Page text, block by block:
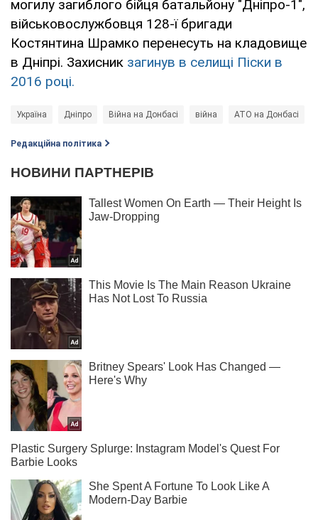
могилу загиблого бійця батальйону "Дніпро-1",
військовослужбовця 128-ї бригади
Костянтина Шрамко перенесуть на кладовище
в Дніпрі. Захисник загинув в селищі Піски в
2016 році.
Україна Дніпро Війна на Донбасі війна АТО на Донбасі
Редакційна політика